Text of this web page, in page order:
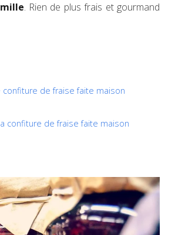
. Rien de plus frais et gourmand
confiture de fraise faite maison
confiture de fraise faite maison